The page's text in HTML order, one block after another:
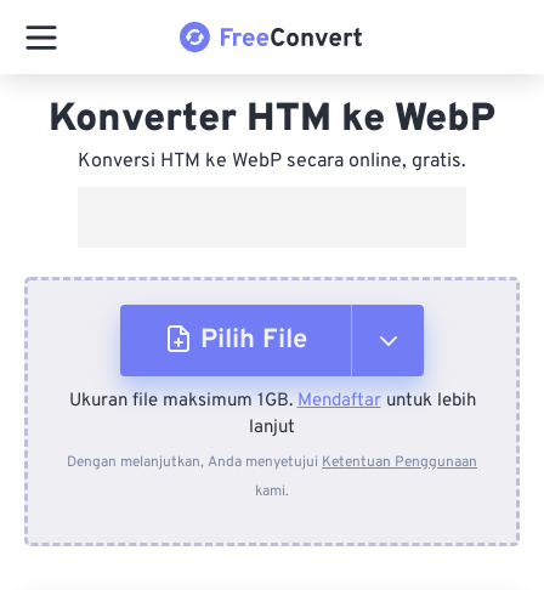
Konverter HTM ke WebP
Konversi HTM ke WebP secara online, gratis.
Pilih File
Dari Perangkat
Dari Dropbox
Ukuran file maksimum 1GB.Mendaftaruntuk lebih
lanjut
Dengan melanjutkan, Anda menyetujui Ketentuan Penggunaan
kami.